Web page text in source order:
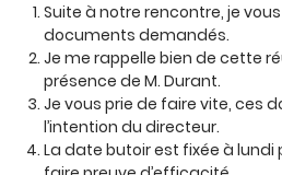
Suite à notre rencontre, je
documents demandés.
Je me rappelle bien de cette
présence de M. Durant.
Je vous prie de faire vite, ces
l’intention du directeur.
La date butoir est fixée à